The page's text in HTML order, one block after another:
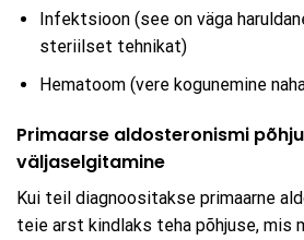
Infektsioon (see on väga
steriilset tehnikat)
Hematoom (vere kogunemine
Primaarse aldosteronismi
väljaselgitamine
Kui teil diagnoositakse primaarne
teie arst kindlaks teha põhjuse, mis